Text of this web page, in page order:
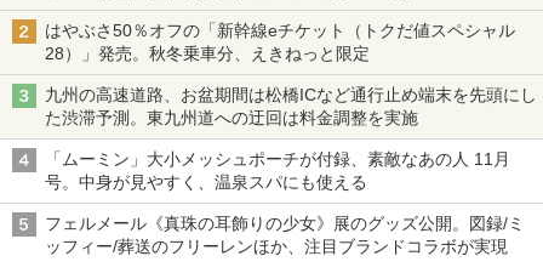
はやぶさ50％オフの「新幹線eチケット（トクだ値スペシャル
28）」発売。秋冬乗車分、えきねっと限定
九州の高速道路、お盆期間は松橋ICなど通行止め端末を先頭にし
た渋滞予測。東九州道への迂回は料金調整を実施
「ムーミン」大小メッシュポーチが付録、素敵なあの人 11月
号。中身が見やすく、温泉スパにも使える
フェルメール《真珠の耳飾りの少女》展のグッズ公開。図録/ミ
ッフィー/葬送のフリーレンほか、注目ブランドコラボが実現